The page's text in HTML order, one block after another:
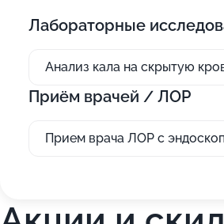
Лабораторные
Анализ кала на скрытую
Приём врачей / ЛОР
Прием врача ЛОР с